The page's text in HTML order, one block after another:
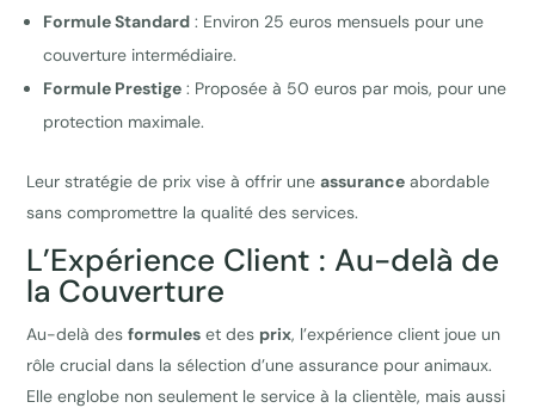
Formule Standard : Environ 25 euros mensuels pour une
couverture intermédiaire.
Formule Prestige : Proposée à 50 euros par mois, pour une
protection maximale.
Leur stratégie de prix vise à offrir uneassurance abordable
sans compromettre la qualité des services.
L’Expérience Client : Au-delà de
la Couverture
Au-delà desformules et des prix, l’expérience client joue un
rôle crucial dans la sélection d’une assurance pour animaux.
Elle englobe non seulement le service à la clientèle, mais aussi